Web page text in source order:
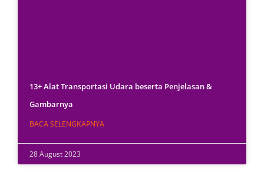
13+ Alat Transportasi Udara beserta Penjelasan &
Gambarnya
BACA SELENGKAPNYA
28 August 2023